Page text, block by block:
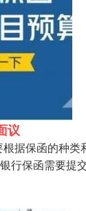
议
据保函的种
行保函需要